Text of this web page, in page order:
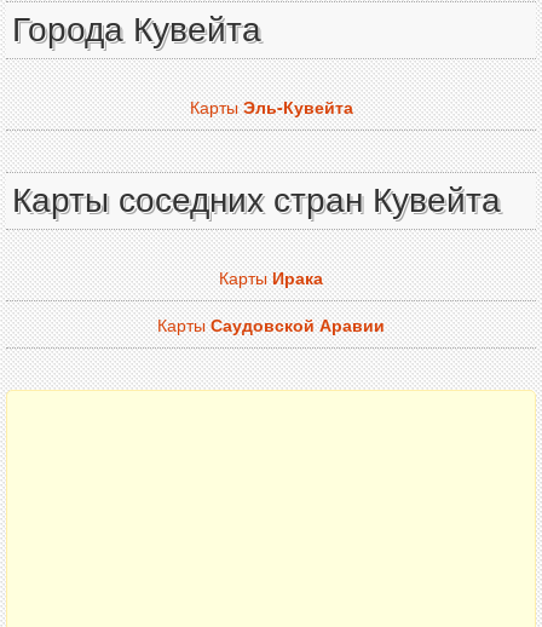
Города Кувейта
КартыЭль-Кувейта
Карты соседних стран Кувейта
КартыИрака
КартыСаудовской Аравии